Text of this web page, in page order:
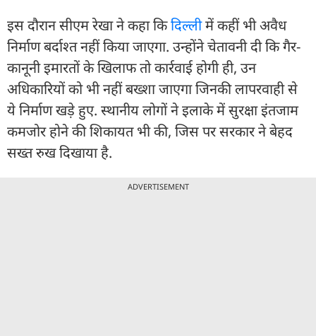
इस दौरान सीएम रेखा ने कहा किदिल्लीमें कहीं भी अवैध
निर्माण बर्दाश्त नहीं किया जाएगा. उन्होंने चेतावनी दी कि गैर-
कानूनी इमारतों के खिलाफ तो कार्रवाई होगी ही, उन
अधिकारियों को भी नहीं बख्शा जाएगा जिनकी लापरवाही से
ये निर्माण खड़े हुए. स्थानीय लोगों ने इलाके में सुरक्षा इंतजाम
कमजोर होने की शिकायत भी की, जिस पर सरकार ने बेहद
सख्त रुख दिखाया है.
ADVERTISEMENT